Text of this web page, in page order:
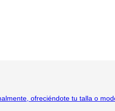
ofreciéndote tu talla o